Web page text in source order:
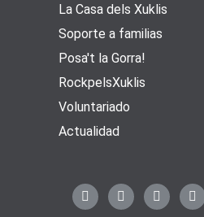
La Casa dels Xuklis
Soporte a familias
Posa't la Gorra!
RockpelsXuklis
Voluntariado
Actualidad
F
a
X
-
I
n
Y
o